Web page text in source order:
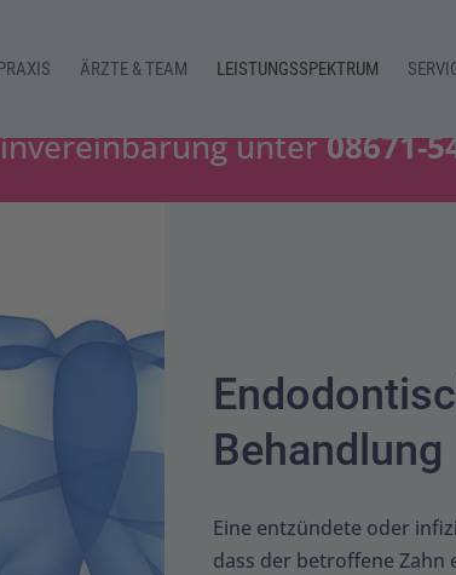
ÄRZTE & TEAM LEISTUNGSSPEKTRUM
unter08671-
Behandlung
Eine entzündete oder
dass der betroffene